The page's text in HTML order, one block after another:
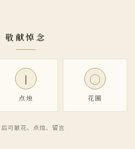
敬献悼念
|
点烛
◯
花圈
后可献花、点烛、留言